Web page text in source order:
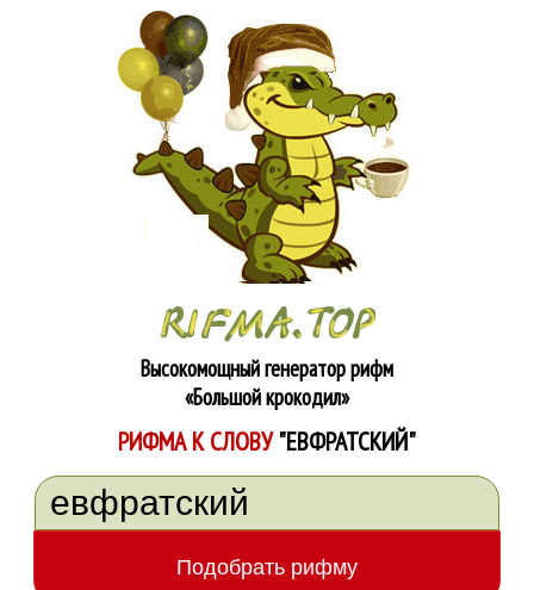
Высокомощный генератор рифм
«Большой крокодил»
РИФМА К СЛОВУ"ЕВФРАТСКИЙ"